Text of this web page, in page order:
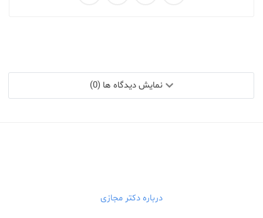
نمایش دیدگاه ها (0)
درباره دکتر مجازی